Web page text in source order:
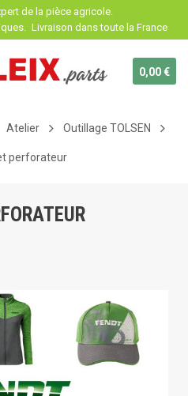
de la pièce agricole.
Livraison dans toute la France
0,00 €
Atelier Outillage TOLSEN
perforateur